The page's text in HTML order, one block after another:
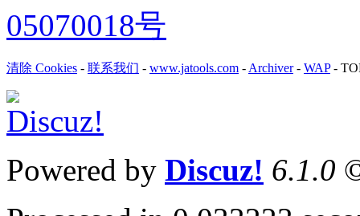
05070018号
清除 Cookies - 联系我们 - www.jatools.com - Archiver- WAP-
Powered by Discuz! 6.1.0